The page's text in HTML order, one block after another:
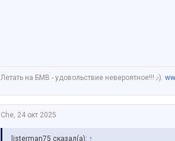
Летать на БМВ - удовольствие невероятное!!! ;-).
Che, 24 окт 2025
listerman75 сказал(а): ↑